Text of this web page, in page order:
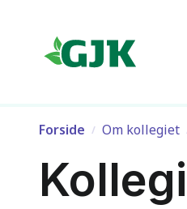
Hop til indhold
Hop til søgning
Forside Om kollegiet